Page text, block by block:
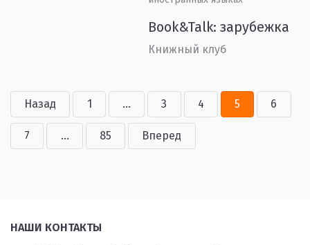
Book&Talk: зарубежка
Книжный клуб
Назад 1 ... 3 4 5 6
7 ... 85 Вперед
НАШИ КОНТАКТЫ